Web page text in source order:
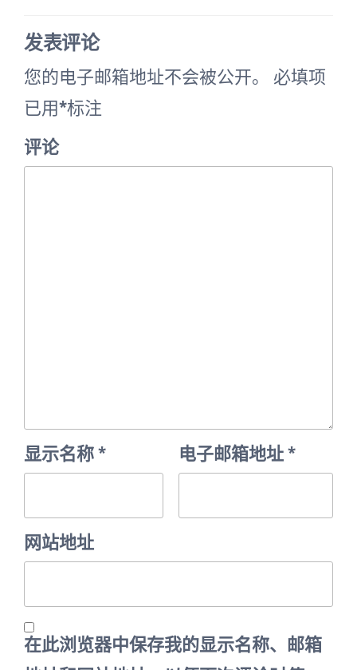
章
发表评论
您的电子邮箱地址不会被公开。
必填项
已用*标注
评论
显示名称* 电子邮箱地址*
网站地址
在此浏览器中保存我的显示名称、邮箱